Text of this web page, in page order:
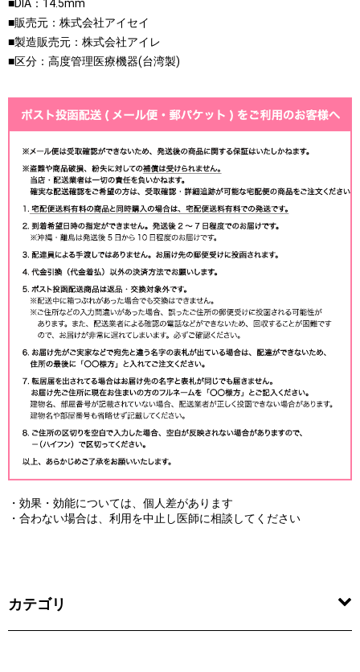
■DIA：14.5mm
■販売元：株式会社アイセイ
■製造販売元：株式会社アイレ
■区分：高度管理医療機器(台湾製)
・効果・効能については、個人差があります
・合わない場合は、利用を中止し医師に相談してください
カテゴリ